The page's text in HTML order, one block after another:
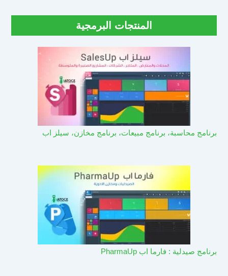
المنتجات البرمجية
برنامج محاسبة، برنامج مبيعات، برنامج مخازن، سيلز اب
برنامج صيدلية : فارما اب PharmaUp​